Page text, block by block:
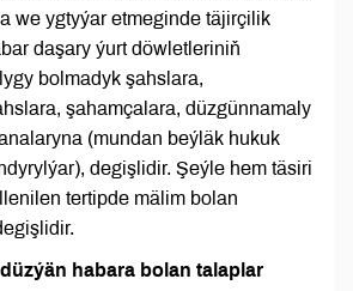
we ygtyýar etmeginde täjirçilik
daşary ýurt döwletleriniň
bolmadyk şahslara,
şahamçalara, düzgünnamaly
(mundan beýläk hukuk
degişlidir. Şeýle hem täsiri
tertipde mälim bolan
habara bolan talaplar